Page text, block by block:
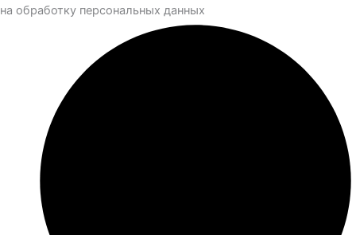
на обработку персональных данных